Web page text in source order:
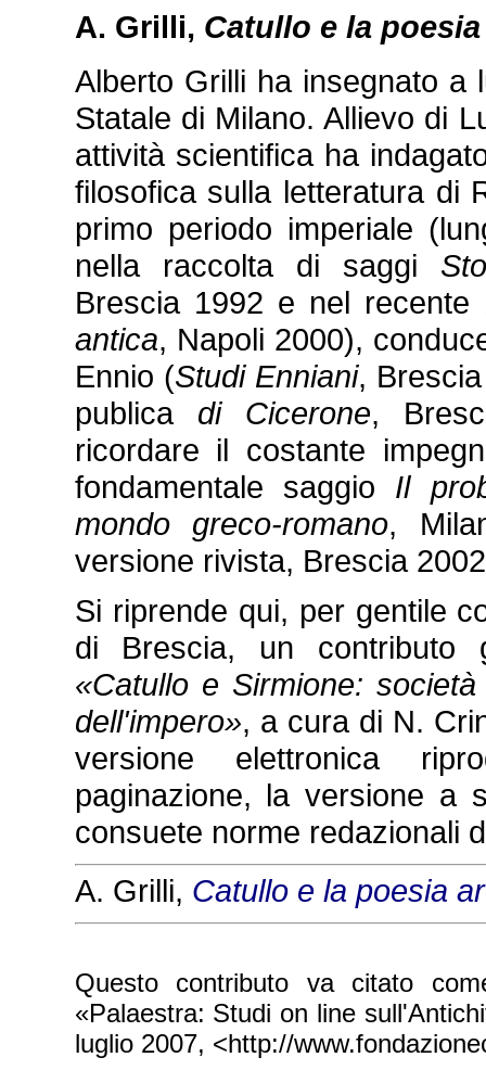
A. Grilli, Catullo e la
Alberto Grilli ha insegnato a
Statale di Milano. Allievo di
attività scientifica ha
filosofica sulla letteratura di
primo periodo imperiale
nella raccolta di saggi
Brescia 1992 e nel recente
antica, Napoli 2000),
Ennio (Studi Enniani,
publica di Cicerone,
ricordare il costante
fondamentale saggio Il
mondo greco-romano,
versione rivista, Brescia
Si riprende qui, per gentile
di Brescia, un contributo
«Catullo e Sirmione:
dell'impero», a cura di N.
versione elettronica
paginazione, la versione a
consuete norme redazionali
A. Grilli, Catullo e la poesia
Questo contributo va citato
«Palaestra: Studi on line
luglio 2007, <http://